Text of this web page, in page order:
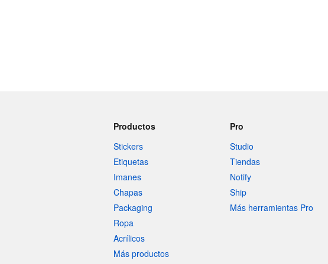
Productos
Stickers
Etiquetas
Imanes
Chapas
Packaging
Ropa
Acrílicos
Más productos
Pro
Studio
Tiendas
Notify
Ship
Más herramientas Pro